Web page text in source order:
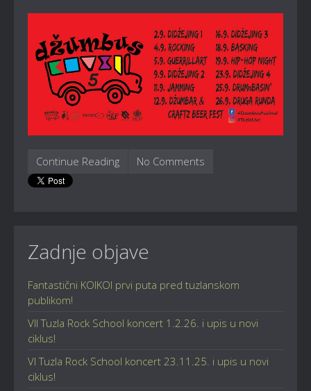
Continue Reading No Comments
Zadnje objave
Fantastični KOIKOI prvi puta pred tuzlanskom
publikom!
VII Tuzla Rock School koncert 1.2.26. i upis u novi
ciklus!
VI Tuzla Rock School koncert 23.11.25. i upis u novi
ciklus!